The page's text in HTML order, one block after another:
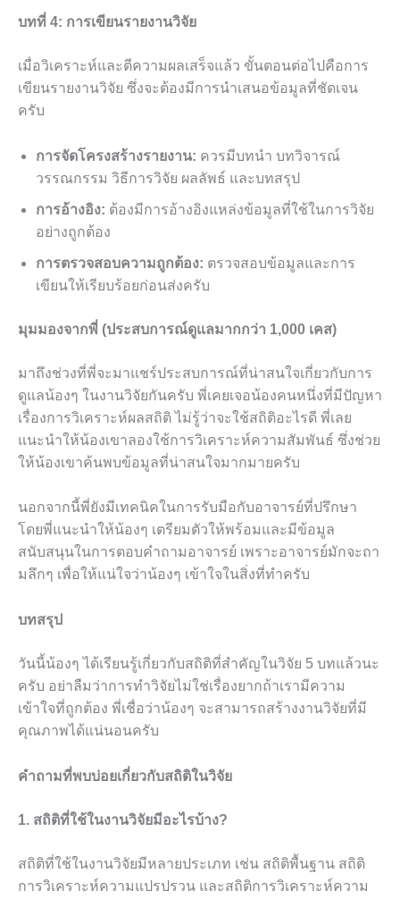
บทที่ 4: การเขียนรายงานวิจัย
เมื่อวิเคราะห์และตีความผลเสร็จแล้ว ขั้นตอนต่อไปคือการ
เขียนรายงานวิจัย ซึ่งจะต้องมีการนำเสนอข้อมูลที่ชัดเจน
ครับ
การจัดโครงสร้างรายงาน: ควรมีบทนำ บทวิจารณ์
วรรณกรรม วิธีการวิจัย ผลลัพธ์ และบทสรุป
การอ้างอิง: ต้องมีการอ้างอิงแหล่งข้อมูลที่ใช้ในการวิจัย
อย่างถูกต้อง
การตรวจสอบความถูกต้อง: ตรวจสอบข้อมูลและการ
เขียนให้เรียบร้อยก่อนส่งครับ
มุมมองจากพี่ (ประสบการณ์ดูแลมากกว่า 1,000 เคส)
มาถึงช่วงที่พี่จะมาแชร์ประสบการณ์ที่น่าสนใจเกี่ยวกับการ
ดูแลน้องๆ ในงานวิจัยกันครับ พี่เคยเจอน้องคนหนึ่งที่มีปัญหา
เรื่องการวิเคราะห์ผลสถิติ ไม่รู้ว่าจะใช้สถิติอะไรดี พี่เลย
แนะนำให้น้องเขาลองใช้การวิเคราะห์ความสัมพันธ์ ซึ่งช่วย
ให้น้องเขาค้นพบข้อมูลที่น่าสนใจมากมายครับ
นอกจากนี้พี่ยังมีเทคนิคในการรับมือกับอาจารย์ที่ปรึกษา
โดยพี่แนะนำให้น้องๆ เตรียมตัวให้พร้อมและมีข้อมูล
สนับสนุนในการตอบคำถามอาจารย์ เพราะอาจารย์มักจะถา
มลึกๆ เพื่อให้แน่ใจว่าน้องๆ เข้าใจในสิ่งที่ทำครับ
บทสรุป
วันนี้น้องๆ ได้เรียนรู้เกี่ยวกับสถิติที่สำคัญในวิจัย 5 บทแล้วนะ
ครับ อย่าลืมว่าการทำวิจัยไม่ใช่เรื่องยากถ้าเรามีความ
เข้าใจที่ถูกต้อง พี่เชื่อว่าน้องๆ จะสามารถสร้างงานวิจัยที่มี
คุณภาพได้แน่นอนครับ
คำถามที่พบบ่อยเกี่ยวกับสถิติในวิจัย
1. สถิติที่ใช้ในงานวิจัยมีอะไรบ้าง?
สถิติที่ใช้ในงานวิจัยมีหลายประเภท เช่น สถิติพื้นฐาน สถิติ
การวิเคราะห์ความแปรปรวน และสถิติการวิเคราะห์ความ